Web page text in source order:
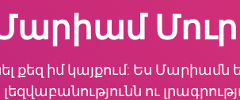
քեզ իմ կայքում: Ես
ու